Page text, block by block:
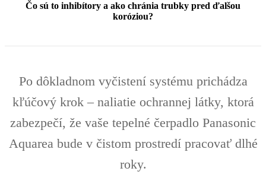
Čo sú to inhibítory a ako chránia trubky pred ďalšou
koróziou?
Po dôkladnom vyčistení systému prichádza
kľúčový krok – naliatie ochrannej látky, ktorá
zabezpečí, že vaše tepelné čerpadlo Panasonic
Aquarea bude v čistom prostredí pracovať dlhé
roky.